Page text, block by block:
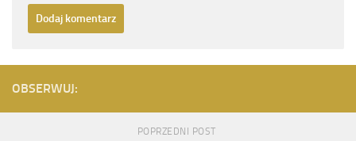
OBSERWUJ:
POPRZEDNI POST